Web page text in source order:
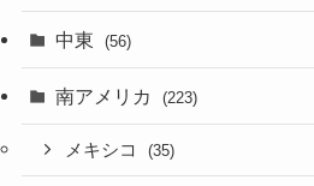
中東 (56)
南アメリカ (223)
メキシコ (35)